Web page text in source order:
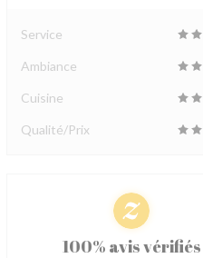
Service
Ambiance
Cuisine
Qualité/Prix
100% avis vérifiés